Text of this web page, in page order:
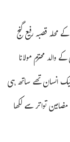
قصبہ رفیع گنج
کے والد محترم مولانا
انسان تھے ساتھ ہی
تواتر سے لکھا